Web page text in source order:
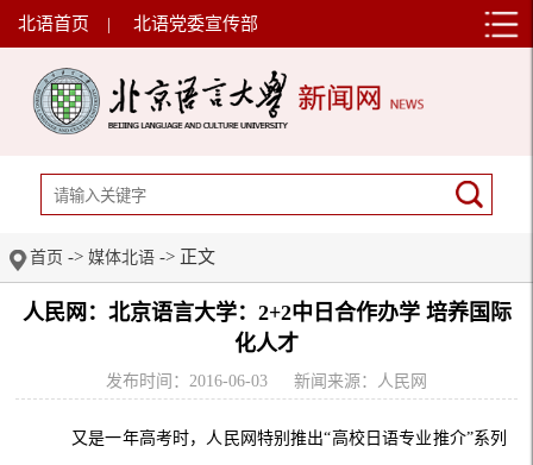
北语首页 | 北语党委宣传部
首页 -> 媒体北语 -> 正文
人民网：北京语言大学：2+2中日合作办学 培养国际
化人才
发布时间：2016-06-03 新闻来源：人民网
又是一年高考时，人民网特别推出“高校日语专业推介”系列